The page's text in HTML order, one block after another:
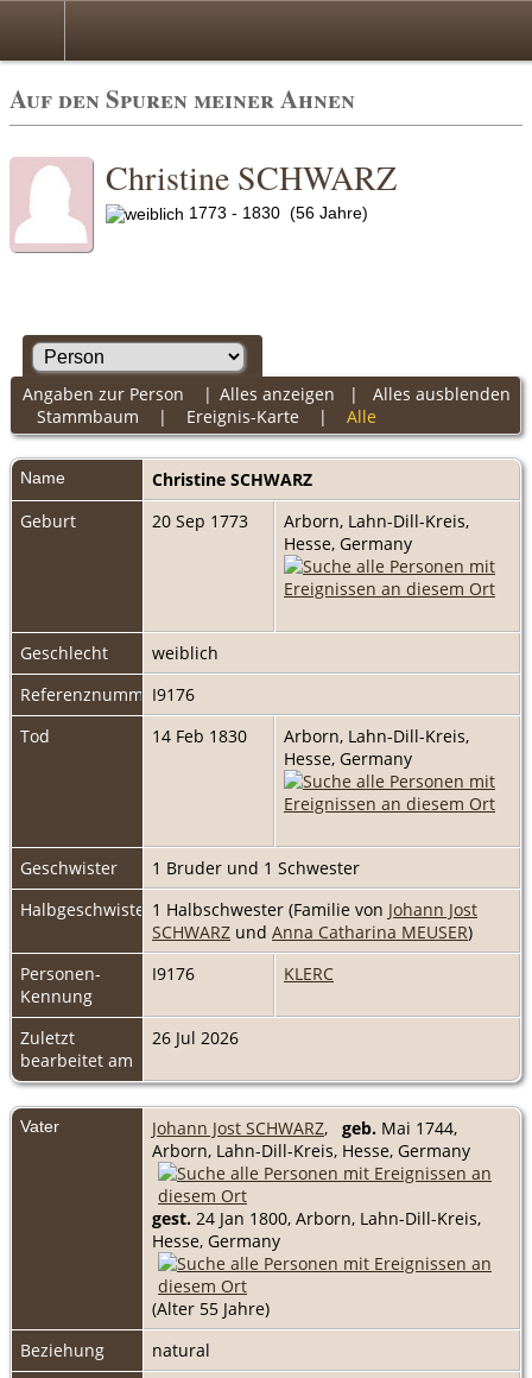
Auf den Spuren meiner Ahnen
Christine SCHWARZ
1773 - 1830 (56 Jahre)
Alles anzeigen | Alles ausblenden
Angaben zur Person |
Stammbaum | Ereignis-Karte | Alle
Name Christine SCHWARZ
Geburt
20 Sep 1773
Arborn, Lahn-Dill-Kreis,
Hesse, Germany
Geschlecht
weiblich
ReferenznummerI9176
Tod
14 Feb 1830
Arborn, Lahn-Dill-Kreis,
Hesse, Germany
Geschwister
1 Bruder und 1 Schwester
Halbgeschwister 1 Halbschwester (Familie von Johann Jost
SCHWARZ und Anna Catharina MEUSER)
Personen-
Kennung
I9176 KLERC
Zuletzt
bearbeitet am
26 Jul 2026
Vater Johann Jost SCHWARZ, geb. Mai 1744,
Arborn, Lahn-Dill-Kreis, Hesse, Germany
gest. 24 Jan 1800, Arborn, Lahn-Dill-Kreis,
Hesse, Germany
(Alter 55 Jahre)
Beziehung
natural